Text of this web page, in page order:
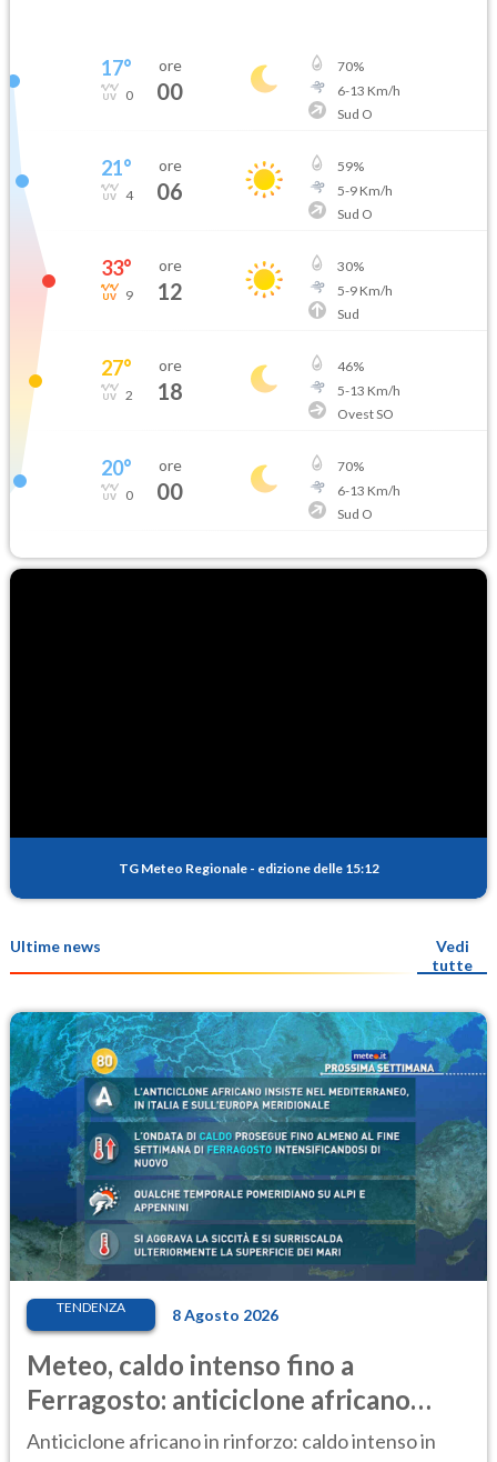
17°
0
ore
00
70%
6-13 Km/h
Sud O
21°
4
ore
06
59%
5-9Km/h
Sud O
33°
9
ore
12
30%
5-9Km/h
Sud
27°
2
ore
18
46%
5-13 Km/h
Ovest SO
20°
0
ore
00
70%
6-13 Km/h
Sud O
TG Meteo Regionale - edizione delle 15:12
Ultime news
Vedi
tutte
TENDENZA 8 Agosto 2026
Meteo, caldo intenso fino a
Ferragosto: anticiclone africano
ancora protagonista
Anticiclone africano in rinforzo: caldo intenso in